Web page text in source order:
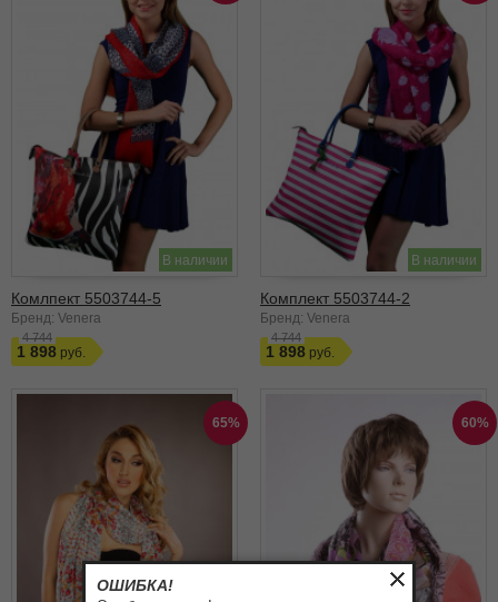
В наличии
Комлпект 5503744-5
Бренд: Venera
4 744
1 898
В наличии
Комплект 5503744-2
Бренд: Venera
4 744
1 898
65% 60%
ОШИБКА!